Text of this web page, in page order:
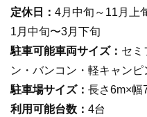
定休日： 4月中旬～11月上
1月中旬〜3月下旬
駐車可能車両サイズ： セミ
ン・バンコン・軽キャン
駐車場サイズ： 長さ6m×幅
利用可能台数： 4台